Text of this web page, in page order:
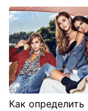
Как определить